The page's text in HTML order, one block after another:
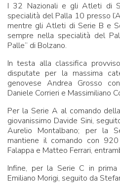
I 32 Nazionali e gli Atleti di
specialità del Palla 10 presso
mentre gli Atleti di Serie B e
sempre nella specialità del
Palle” di Bolzano.
In testa alla classifica
disputate per la massima
genovese Andrea Grosso
Daniele Corrieri e Massimiliano
Per la Serie A al comando
giovanissimo Davide Sini,
Aurelio Montalbano; per la
mantiene il comando con
Falappa e Matteo Ferrari,
Infine, per la Serie C in prima
Emiliano Morigi, seguito da